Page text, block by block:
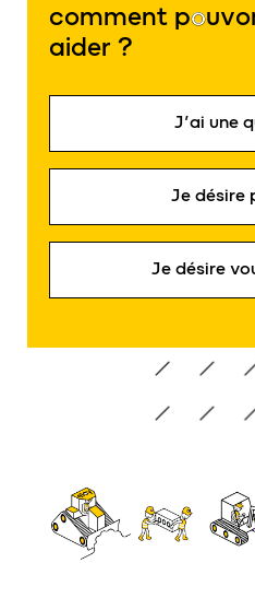
comment po
aider ?
J’ai une
Je désire
Je désire